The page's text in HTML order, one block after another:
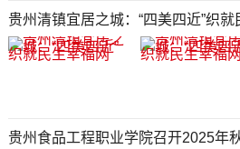
贵州清镇宜居之城：“四美四近”织就
贵州食品工程职业学院召开2025年